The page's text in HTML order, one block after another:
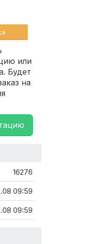
или
Будет
на
16276
09:59
09:59